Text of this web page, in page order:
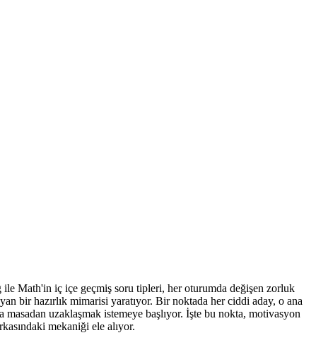
Math'in iç içe geçmiş soru tipleri, her oturumda değişen zorluk
bir hazırlık mimarisi yaratıyor. Bir noktada her ciddi aday, o ana
masadan uzaklaşmak istemeye başlıyor. İşte bu nokta, motivasyon
mekaniği ele alıyor.